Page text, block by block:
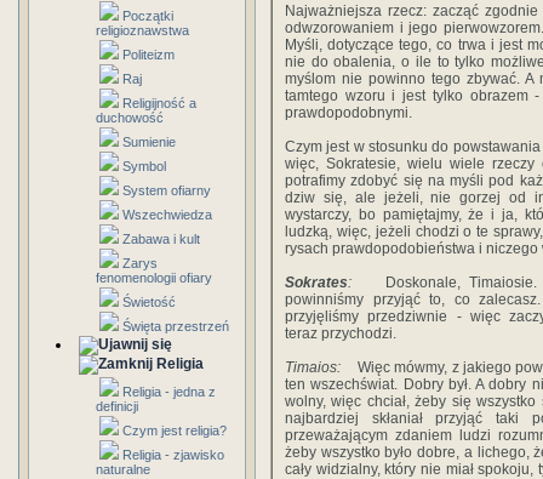
Początki
religioznawstwa
Politeizm
Raj
Religijność a
duchowość
Sumienie
Symbol
System ofiarny
Wszechwiedza
Zabawa i kult
Zarys
fenomenologii ofiary
Świetość
Święta przestrzeń
Religia
Religia - jedna z
definicji
Czym jest religia?
Religia - zjawisko
naturalne
Najważniejsza rzecz: zacząć
odwzorowaniem i jego
Myśli, dotyczące tego, co trwa i jest
nie do obalenia, o ile to tylko
myślom nie powinno tego zbywać. A
tamtego wzoru i jest tylko obrazem
prawdopodobnymi.
Czym jest w stosunku do
więc, Sokratesie, wielu wiele
potrafimy zdobyć się na myśli pod
dziw się, ale jeżeli, nie gorzej od
wystarczy, bo pamiętajmy, że i ja,
ludzką, więc, jeżeli chodzi o te
rysach prawdopodobieństwa i
Sokrates: Doskonale, Timaiosie.
powinniśmy przyjąć to, co
przyjęliśmy przedziwnie - więc
teraz przychodzi.
Timaios: Więc mówmy, z jakiego
ten wszechświat. Dobry był. A dobry
wolny, więc chciał, żeby się
najbardziej skłaniał przyjąć taki
przeważającym zdaniem ludzi
żeby wszystko było dobre, a lichego,
cały widzialny, który nie miał